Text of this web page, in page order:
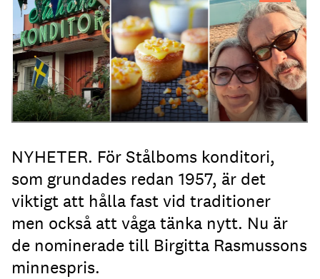
NYHETER. För Stålboms konditori,
som grundades redan 1957, är det
viktigt att hålla fast vid traditioner
men också att våga tänka nytt. Nu är
de nominerade till Birgitta Rasmussons
minnespris.